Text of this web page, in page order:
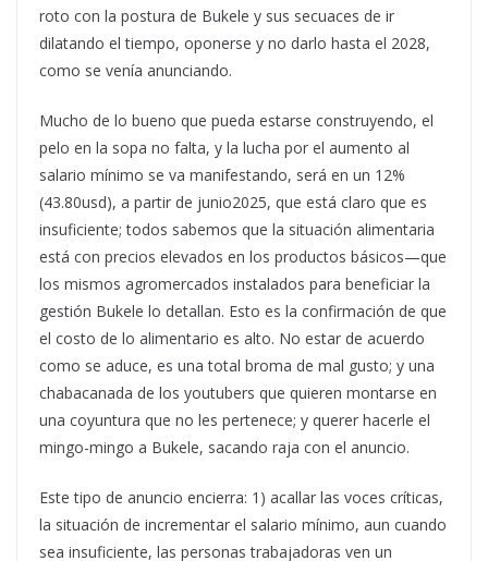
roto con la postura de Bukele y sus secuaces de ir
dilatando el tiempo, oponerse y no darlo hasta el 2028,
como se venía anunciando.
Mucho de lo bueno que pueda estarse construyendo, el
pelo en la sopa no falta, y la lucha por el aumento al
salario mínimo se va manifestando, será en un 12%
(43.80usd), a partir de junio2025, que está claro que es
insuficiente; todos sabemos que la situación alimentaria
está con precios elevados en los productos básicos—que
los mismos agromercados instalados para beneficiar la
gestión Bukele lo detallan. Esto es la confirmación de que
el costo de lo alimentario es alto. No estar de acuerdo
como se aduce, es una total broma de mal gusto; y una
chabacanada de los youtubers que quieren montarse en
una coyuntura que no les pertenece; y querer hacerle el
mingo-mingo a Bukele, sacando raja con el anuncio.
Este tipo de anuncio encierra: 1) acallar las voces críticas,
la situación de incrementar el salario mínimo, aun cuando
sea insuficiente, las personas trabajadoras ven un